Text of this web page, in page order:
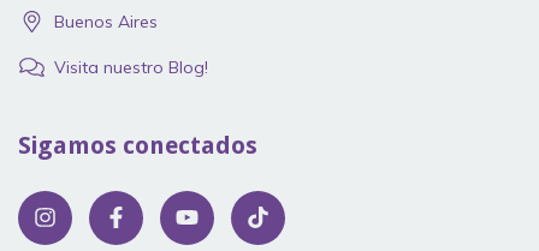
Buenos Aires
Visita nuestro Blog!
Sigamos conectados